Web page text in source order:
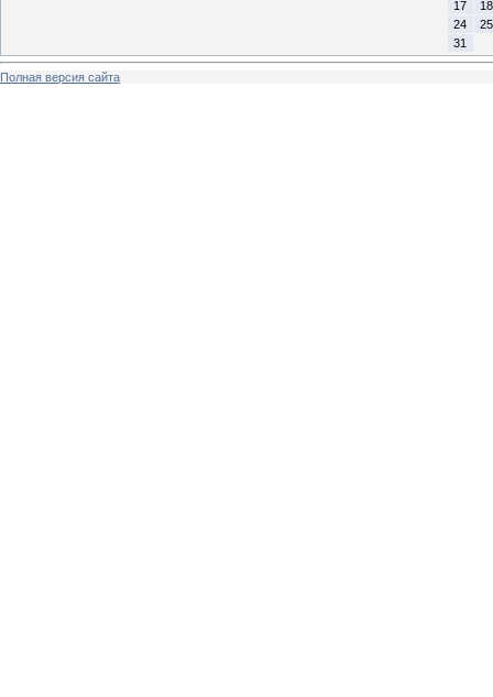
17
18
24
25
31
Полная версия сайта